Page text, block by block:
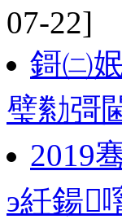
07-22]
鎶㈡
璧勬彁
2019
э紝鍚